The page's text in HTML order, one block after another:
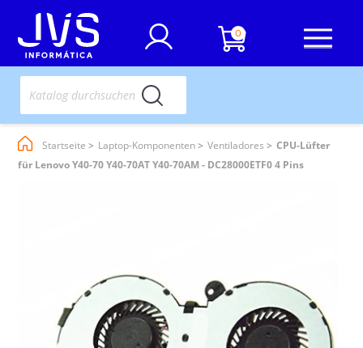
0
Startseite Laptop-Komponenten Ventiladores
CPU-Lüfter
für Lenovo Y40-70 Y40-70AT Y40-70AM - DC28000ETF0 4 Pins